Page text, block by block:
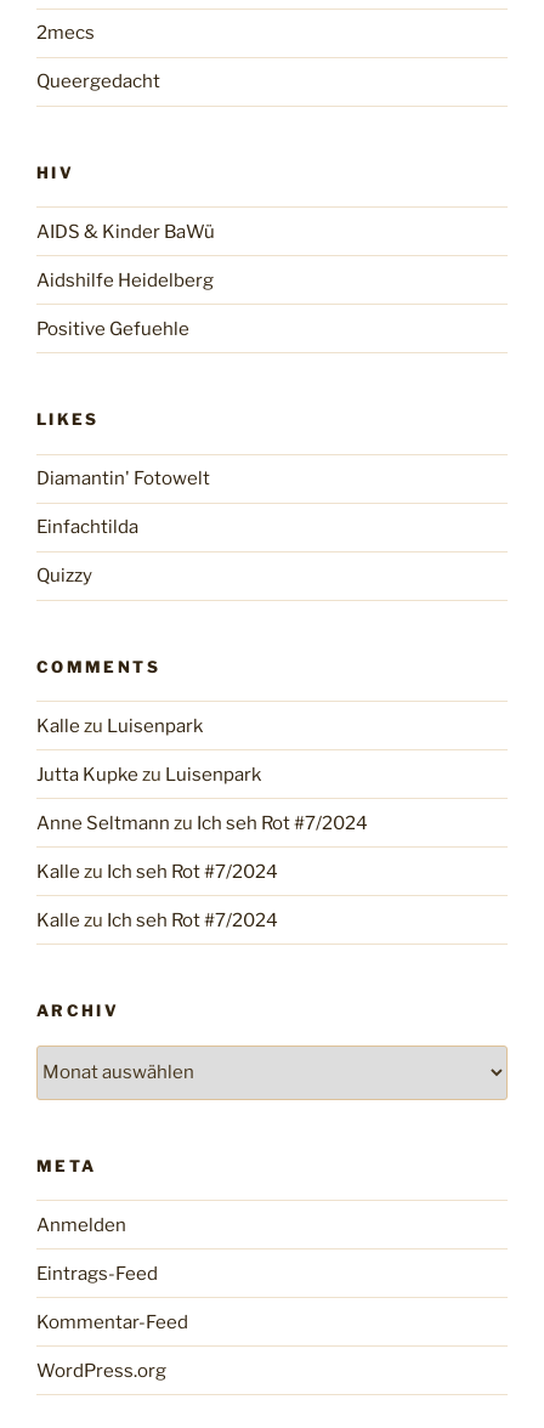
2mecs
Queergedacht
HIV
AIDS & Kinder BaWü
Aidshilfe Heidelberg
Positive Gefuehle
LIKES
Diamantin' Fotowelt
Einfachtilda
Quizzy
COMMENTS
Kalle zu Luisenpark
Jutta Kupke zu Luisenpark
Anne Seltmann zu Ich seh Rot #7/2024
Kalle zu Ich seh Rot #7/2024
Kalle zu Ich seh Rot #7/2024
ARCHIV
Archiv
META
Anmelden
Eintrags-Feed
Kommentar-Feed
WordPress.org